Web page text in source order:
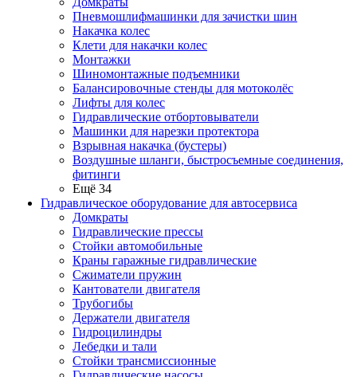
Пневмошлифмашинки для зачистки шин
Накачка колес
Клети для накачки колес
Монтажки
Шиномонтажные подъемники
Балансировочные стенды для мотоколёс
Лифты для колес
Гидравлические отбортовыватели
Машинки для нарезки протектора
Взрывная накачка (бустеры)
Воздушные шланги, быстросъемные соединения,
фитинги
Ещё 34
Гидравлическое оборудование для автосервиса
Домкраты
Гидравлические прессы
Стойки автомобильные
Краны гаражные гидравлические
Сжиматели пружин
Кантователи двигателя
Трубогибы
Держатели двигателя
Гидроцилиндры
Лебедки и тали
Стойки трансмиссионные